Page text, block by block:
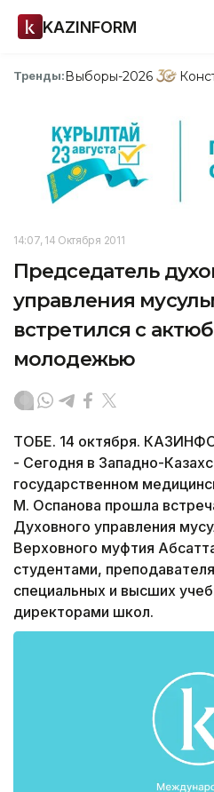
KAZINFORM
Тренды:Выборы-2026
14:07, 14 Октября 2011
Председатель
управления
встретился с
молодежью
ТОБЕ. 14 октября.
- Сегодня в Западно-
государственном
М. Оспанова прошла
Духовного управления
Верховного муфтия
студентами,
специальных и высших
директорами школ.